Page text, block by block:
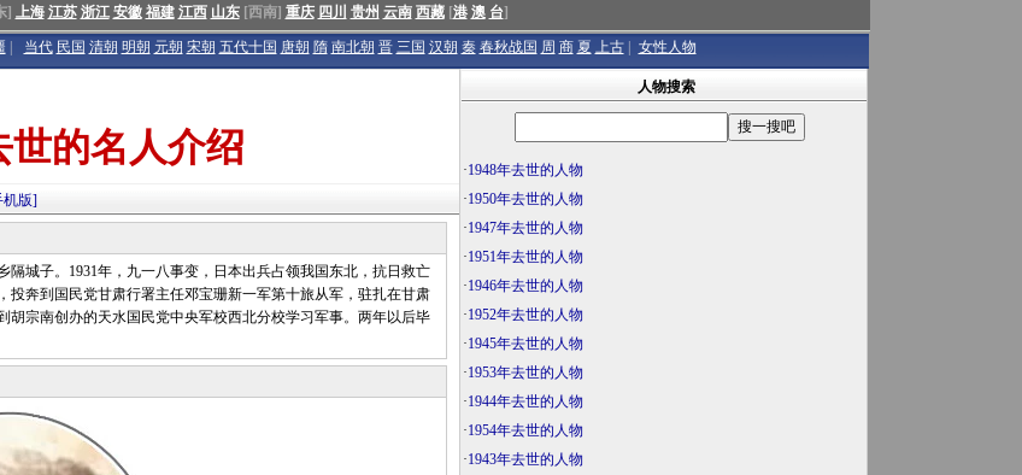
] 上海 江苏 浙江 安徽 福建 江西 山东[西南] 重庆 四川 贵州 云南 西藏[港 澳 台]
当代 民国 清朝 明朝 元朝 宋朝 五代十国 唐朝 隋 南北朝 晋 三国 汉朝 秦 春秋战国 周 商 夏 上古 女性人物
的名人介绍
机版]
城子。1931年，九一八事变，日本出兵占领我国东北，抗日救亡
奔到国民党甘肃行署主任邓宝珊新一军第十旅从军，驻扎在甘肃
宗南创办的天水国民党中央军校西北分校学习军事。两年以后毕
人物搜索
·1948年去世的人物
·1950年去世的人物
·1947年去世的人物
·1951年去世的人物
·1946年去世的人物
·1952年去世的人物
·1945年去世的人物
·1953年去世的人物
·1944年去世的人物
·1954年去世的人物
·1943年去世的人物